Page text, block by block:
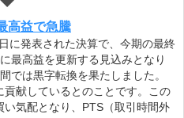
高益で急騰
に発表された決算で、今期の最終
最高益を更新する見込みとなり
では黒字転換を果たしました。
献しているとのことです。この
気配となり、PTS（取引時間外